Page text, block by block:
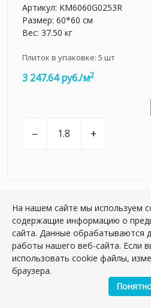
Артикул: KM6060G0253R
Размер: 60*60 см
Вес: 37.50 кг
Плиток в упаковке: 5 шт
3 247.64 руб./м2
– +
НОВИНКА
На нашем сайте мы используем
содержащие информацию о
сайта. Данные обрабатываются
работы нашего веб-сайта. Если
использовать cookie файлы,
браузера.